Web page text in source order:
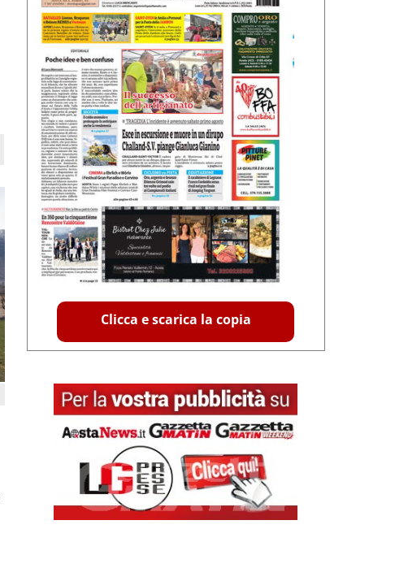
Clicca e scarica la copia